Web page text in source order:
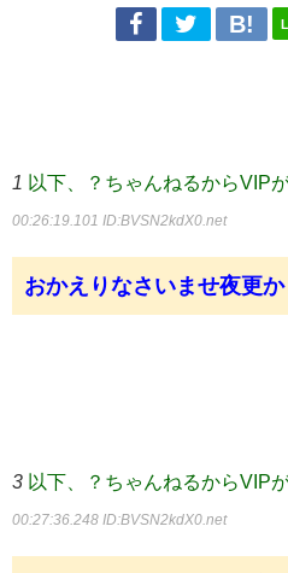
1 以下、？ちゃんねるからVIP
00:26:19.101 ID:BVSN2kdX0.net
おかえりなさいませ夜更
3 以下、？ちゃんねるからVIP
00:27:36.248 ID:BVSN2kdX0.net